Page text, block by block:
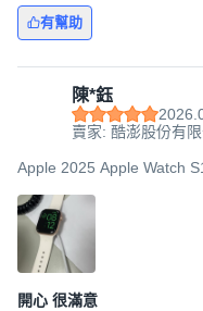
有幫助
陳*鈺
賣家: 酷澎股份有
Apple 2025 Apple Watch
開心 很滿意